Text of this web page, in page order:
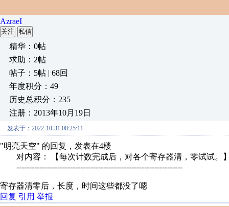
AzraeI
关注 私信
精华：0帖
求助：2帖
帖子：5帖 | 68回
年度积分：49
历史总积分：235
注册：2013年10月19日
发表于：2022-10-31 08:25:11
"明亮天空" 的回复，发表在4楼
对内容： 【每次计数完成后，对各个寄存器清，零试试。
-----------------------------------------------------------------
寄存器清零后，长度，时间这些都没了嗯
回复 引用 举报